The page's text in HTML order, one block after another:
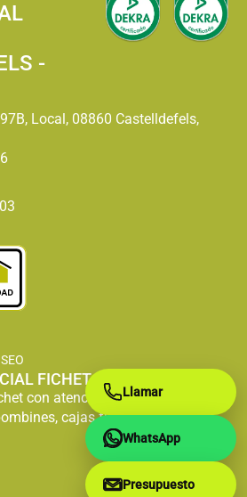
-
Local, 08860 Castelldefels,
FICHET
con atención especializada en
cajas fuertes y servicio
Llamar
WhatsApp
Presupuesto